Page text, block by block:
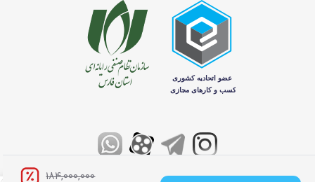
184,000,000
تمامی حقوق برای فروشگاه اینترنتی کامپیوتر مرکزی محفوظ می باشد